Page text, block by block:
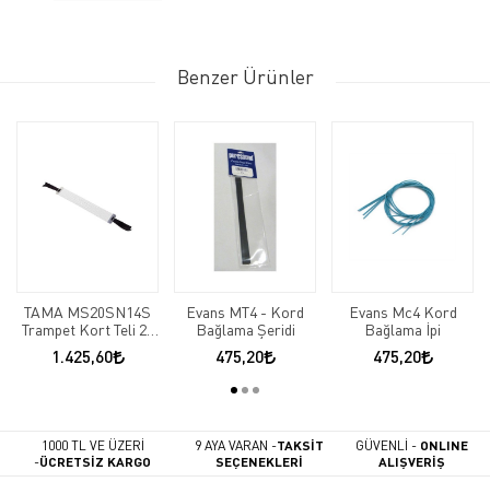
Benzer Ürünler
TAMA MS20SN14S
Trampet Kort Teli 20
Li
1.425,60
Evans MT4 - Kord
Bağlama Şeridi
475,20
Evans Mc4 Kord
Bağlama İpi
475,20
1000 TL VE ÜZERİ
-ÜCRETSİZ KARGO
9 AYA VARAN -TAKSİT
SEÇENEKLERİ
GÜVENLİ - ONLINE
ALIŞVERİŞ